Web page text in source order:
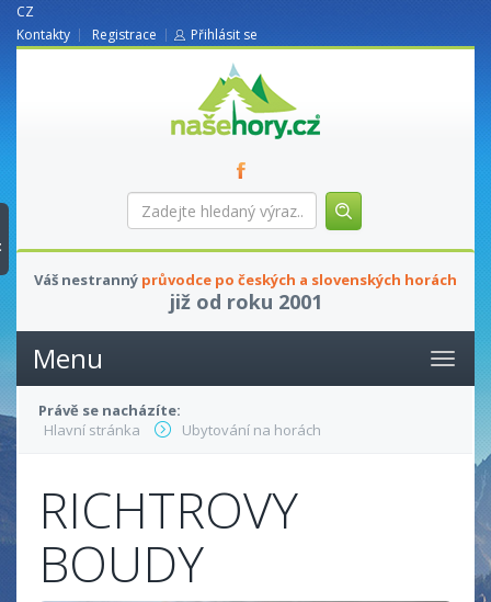
CZ
Kontakty
Registrace Přihlásit se
nasehory.cz
Zadejte
hledaný
Váš nestranný průvodce po českých a slovenských horách
již od roku 2001
Menu
Právě se nacházíte:
Hlavní stránka
Ubytování na horách
RICHTROVY
BOUDY